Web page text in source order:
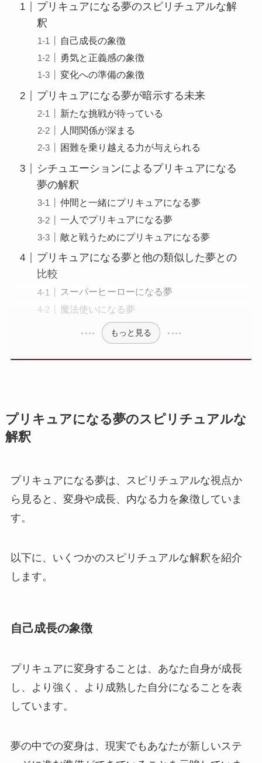
プリキュアになる夢のスピリチュアルな解
釈
自己成長の象徴
勇気と正義感の象徴
変化への準備の象徴
プリキュアになる夢が暗示する未来
新たな挑戦が待っている
人間関係が深まる
困難を乗り越える力が与えられる
シチュエーションによるプリキュアになる
夢の解釈
仲間と一緒にプリキュアになる夢
一人でプリキュアになる夢
敵と戦うためにプリキュアになる夢
プリキュアになる夢と他の類似した夢との
比較
スーパーヒーローになる夢
魔法使いになる夢
もっと見る
プリキュアになる夢のスピリチュアルな
解釈
プリキュアになる夢は、スピリチュアルな視点か
ら見ると、変身や成長、内なる力を象徴していま
す。
以下に、いくつかのスピリチュアルな解釈を紹介
します。
自己成長の象徴
プリキュアに変身することは、あなた自身が成長
し、より強く、より成熟した自分になることを表
しています。
夢の中での変身は、現実でもあなたが新しいステ